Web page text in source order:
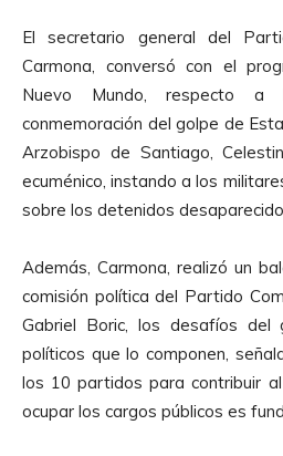
El secretario general del
Carmona, conversó con el
Nuevo Mundo, respecto
conmemoración del golpe de
Arzobispo de Santiago,
ecuménico, instando a los
sobre los detenidos
Además, Carmona, realizó un
comisión política del Partido
Gabriel Boric, los desafíos del
políticos que lo componen,
los 10 partidos para contribuir
ocupar los cargos públicos es